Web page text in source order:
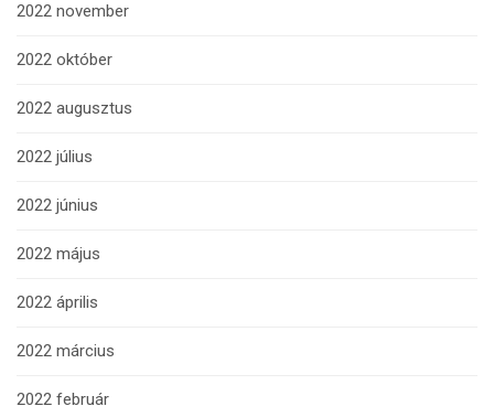
2022 november
2022 október
2022 augusztus
2022 július
2022 június
2022 május
2022 április
2022 március
2022 február